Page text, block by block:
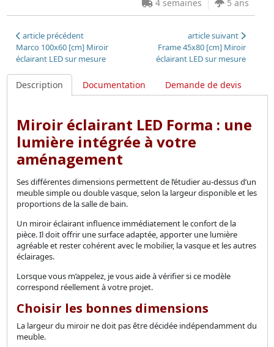
5 ans
4 semaines
article précédent
Marco 100x60 [cm] Miroir
éclairant LED sur mesure
article suivant
Frame 45x80 [cm] Miroir
éclairant LED sur mesure
Description Documentation Demande de devis
Miroir éclairant LED Forma : une
lumière intégrée à votre
aménagement
Ses différentes dimensions permettent de l’étudier au-dessus d’un
meuble simple ou double vasque, selon la largeur disponible et les
proportions de la salle de bain.
Un miroir éclairant influence immédiatement le confort de la
pièce. Il doit offrir une surface adaptée, apporter une lumière
agréable et rester cohérent avec le mobilier, la vasque et les autres
éclairages.
Lorsque vous m’appelez, je vous aide à vérifier si ce modèle
correspond réellement à votre projet.
Choisir les bonnes dimensions
La largeur du miroir ne doit pas être décidée indépendamment du
meuble.